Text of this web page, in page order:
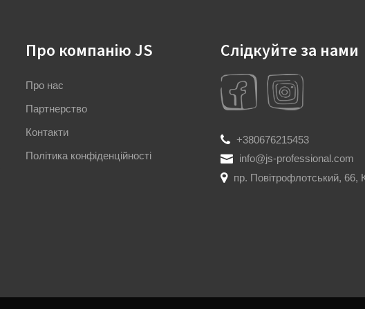
Про компанію JS
Про нас
Партнерство
Контакти
Політика конфіденційності
Слідкуйте за нами
+380676215453
info@js-professional.com
пр. Повітрофлотський, 66,